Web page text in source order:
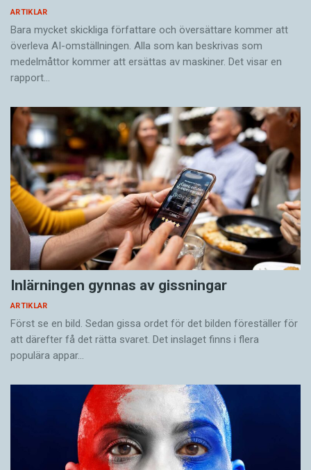
ARTIKLAR
Bara mycket skickliga författare och översättare ­kommer att
överleva AI-omställningen. Alla som kan beskrivas som
medelmåttor kommer att ersättas av maskiner. Det visar en
rapport…
Inlärningen gynnas av gissningar
ARTIKLAR
Först se en bild. Sedan gissa ordet för det bilden föreställer för
att därefter få det rätta svaret. Det inslaget finns i flera
populära appar…